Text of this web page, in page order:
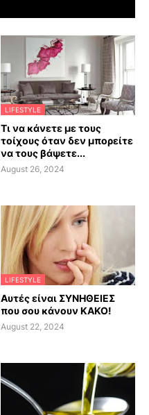
LIFESTYLE
Τι να κάνετε με τους
τοίχους όταν δεν μπορείτε
να τους βάψετε...
August 26, 2024
LIFESTYLE
Αυτές είναι ΣΥΝΗΘΕΙΕΣ
που σου κάνουν ΚΑΚΟ!
August 22, 2024